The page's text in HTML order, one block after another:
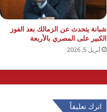
شبانة يتحدث عن الزمالك بعد الفوز
الكبير على المصري بالأربعة
أبريل 5, 2026
اترك تعليقاً